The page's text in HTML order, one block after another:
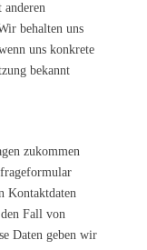
anderen
behalten uns
uns konkrete
bekannt
zukommen
Kontaktdaten
Fall von
Daten geben wir